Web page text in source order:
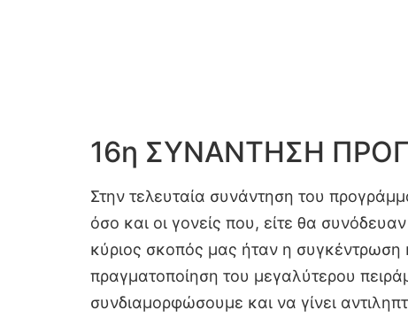
16η ΣΥΝΑΝΤΗΣΗ
Στην τελευταία συνάντηση του
όσο και οι γονείς που, είτε θα
κύριος σκοπός μας ήταν η
πραγματοποίηση του μεγαλύτερου
συνδιαμορφώσουμε και να γίνει